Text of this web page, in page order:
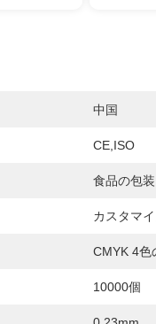
中国
CE,ISO
食品の包装
カスタマ
CMYK 4色
10000個